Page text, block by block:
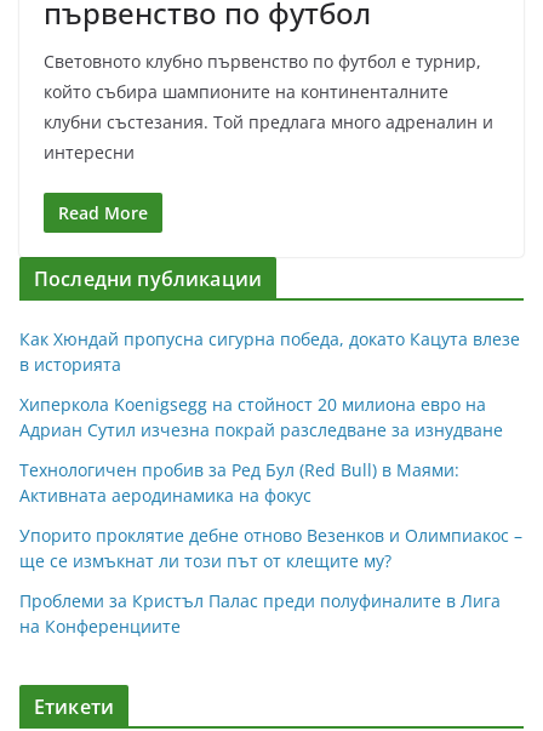
първенство по футбол
Световното клубно първенство по футбол е турнир,
който събира шампионите на континенталните
клубни състезания. Той предлага много адреналин и
интересни
Read More
Последни публикации
Как Хюндай пропусна сигурна победа, докато Кацута влезе
в историята
Хиперкола Koenigsegg на стойност 20 милиона евро на
Адриан Сутил изчезна покрай разследване за изнудване
Технологичен пробив за Ред Бул (Red Bull) в Маями:
Активната аеродинамика на фокус
Упорито проклятие дебне отново Везенков и Олимпиакос –
ще се измъкнат ли този път от клещите му?
Проблеми за Кристъл Палас преди полуфиналите в Лига
на Конференциите
Етикети